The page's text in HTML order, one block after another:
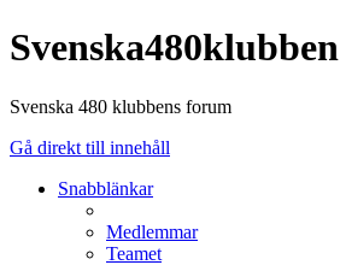
Svenska480klubben
Svenska 480 klubbens forum
Gå direkt till innehåll
Snabblänkar
Medlemmar
Teamet